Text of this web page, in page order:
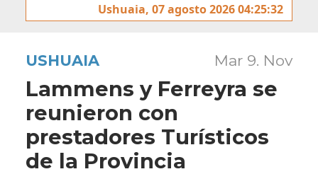
Ushuaia, 07 agosto 2026 04:25:32
USHUAIA Mar 9. Nov
Lammens y Ferreyra se
reunieron con
prestadores Turísticos
de la Provincia